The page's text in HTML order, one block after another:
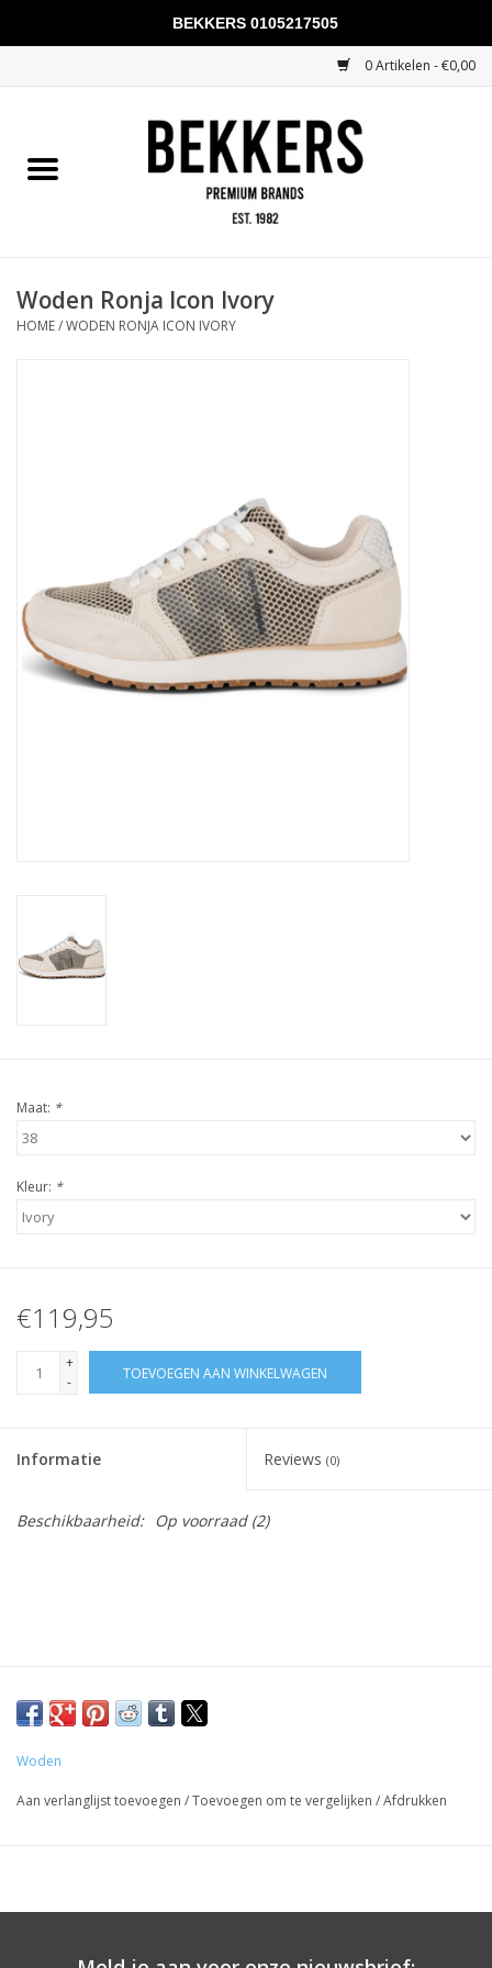
0 Artikelen - €0,00
Mannen
KADOBONNEN
Woden Ronja Icon Ivory
HOME/WODEN RONJA ICON IVORY
Maat: *
Kleur: *
€119,95
+
-
TOEVOEGEN AAN WINKELWAGEN
Informatie Reviews (0)
Beschikbaarheid: Op voorraad(2)
Woden
Aan verlanglijst toevoegen /Toevoegen om te vergelijken /Afdrukken
BEKKERS 0105217505